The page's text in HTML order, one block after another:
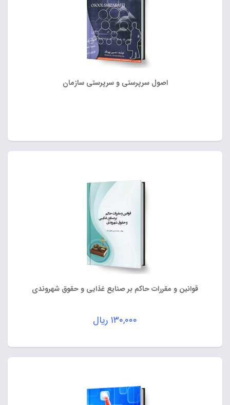
اصول سرپرستی و سرپرستی سازمان
قوانین و مقررات حاکم بر صنایع غذایی و حقوق شهروندی
۱۳۰,۰۰۰ ریال